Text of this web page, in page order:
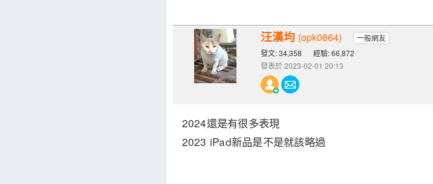
汪漢均 (opk0864)
一般網友
發文: 34,358
經驗: 66,872
發表於 2023-02-01 20:13
2024還是有很多表現
2023 iPad新品是不是就該略過